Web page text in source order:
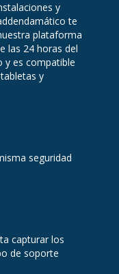
y
te
plataforma
las 24 horas del
y es compatible
y
seguridad
capturar los
de soporte